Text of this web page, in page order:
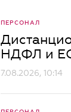
ПЕРСОНАЛ
НДФЛ и
7.08.2026, 10:14